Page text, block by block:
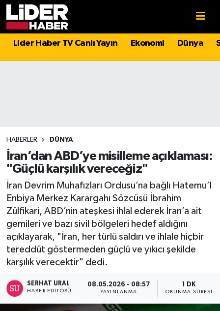
Lider Haber TV Canlı Yayın Ekonomi Dünya
HABERLER DÜNYA
İran’dan ABD’ye misilleme açıklaması:
"Güçlü karşılık vereceğiz"
İran Devrim Muhafızları Ordusu’na bağlı Hatemu’l
Enbiya Merkez Karargahı Sözcüsü İbrahim
Zülfikari, ABD’nin ateşkesi ihlal ederek İran’a ait
gemileri ve bazı sivil bölgeleri hedef aldığını
açıklayarak, "İran, her türlü saldırı ve ihlale hiçbir
tereddüt göstermeden güçlü ve yıkıcı şekilde
karşılık verecektir" dedi.
SERHAT URAL
HABER EDITÖRÜ
08.05.2026 - 08:57
YAYINLANMA
1 DK
OKUNMA SÜRESI
Politika
Magazin
Spor
Sağlık
Teknoloji
Turizm
Kültür - Sanat
Lider Haber TV Canlı Yayın izle
Hava Durumu
Süper Lig Puan Durumu ve Fikstür
Tüm Manşetler
Son Dakika Haberleri
Haber Arşivi